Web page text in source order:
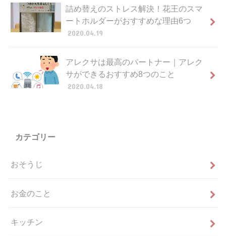
詰め替えのストレス解決！花王のスマ
ートホルダーがおすすめな理由6つ
2020.04.19
アレクサは最高のパートナー｜アレク
サができるおすすめ8つのこと
2020.04.18
カテゴリー
おそうじ
お金のこと
キッチン